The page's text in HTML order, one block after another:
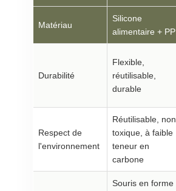
Matériau
Silicone
alimentaire + PP
Durabilité
Flexible,
réutilisable,
durable
Respect de
l'environnement
Réutilisable, non
toxique, à faible
teneur en
carbone
Souris en forme